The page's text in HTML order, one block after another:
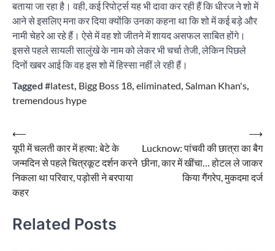
बताया जा रहा है। वही, कई रिपोर्ट्स यह भी दावा कर रही हैं कि धीरज ने शो में
आने से इसलिए मना कर दिया क्योंकि उनका कहना था कि शो में कई बड़े और
नामी चेहरे आ रहे हैं। ऐसे में वह शो जीतने में शायद असफल साबित होंगे।
इससे पहले सायली सालुंखे के नाम को लेकर भी चर्चा तेजी, लेकिन पिछले
दिनों खबर आई कि वह इस शो में हिस्सा नहीं ले रही हैं।
Tagged #latest, Bigg Boss 18, eliminated, Salman Khan's,
tremendous hype
Post
navigation
⟵
यूपी में चलती कार में हत्या: बेटे के
जन्मदिन से पहले चित्रकूट दर्शन करने
निकला था परिवार, पड़ोसी ने बरपाया
कहर
Lucknow: पांचवी की छात्रा का बैग
छीना, कार में खींचा… होटल ले जाकर
किया गैंगरेप, मुकदमा दर्ज
⟶
Related Posts